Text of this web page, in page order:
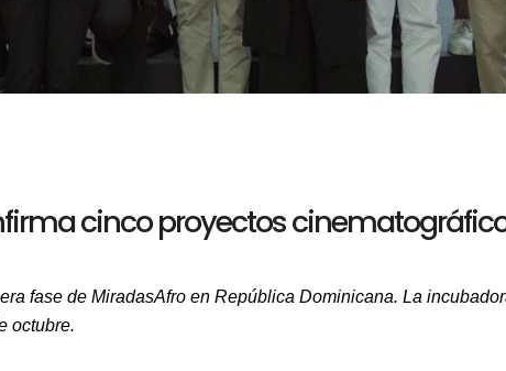
cinco proyectos
fase de MiradasAfro en República Dominicana. La
octubre.